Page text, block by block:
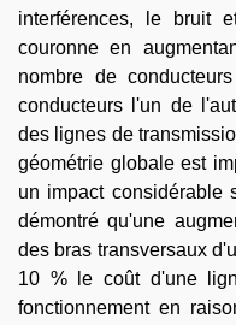
interférences, le bruit
couronne en
nombre de
conducteurs l'un de
des lignes de
géométrie globale est
un impact considérable
démontré qu'une
des bras transversaux
10 % le coût d'une
fonctionnement en